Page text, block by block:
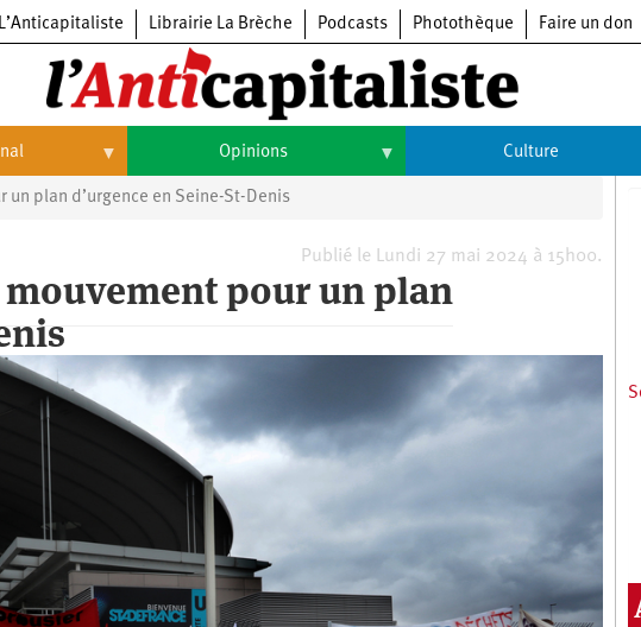
L’Anticapitaliste Librairie La Brèche Podcasts Photothèque Faire un don
Opinions
Opinions
Culture
Arts
Cinéma
Expositions
plan d’urgence en Seine-St-Denis
Publié le Lundi 27 mai 2024 à 15h00.
pour un plan